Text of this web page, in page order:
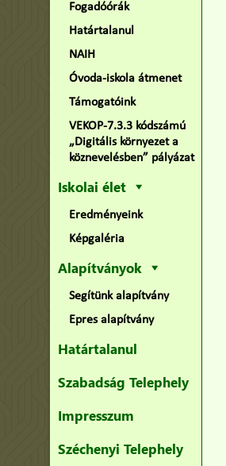
Fogadóórák
Határtalanul
NAIH
Óvoda-iskola átmenet
Támogatóink
VEKOP-7.3.3 kódszámú
„Digitális környezet a
köznevelésben” pályázat
Iskolai élet
Eredményeink
Képgaléria
Alapítványok
Segítünk alapítvány
Epres alapítvány
Határtalanul
Szabadság Telephely
Impresszum
Széchenyi Telephely